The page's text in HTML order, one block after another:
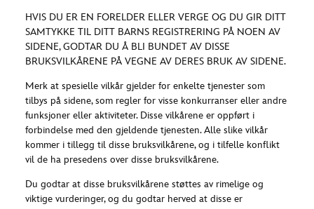
HVIS DU ER EN FORELDER ELLER VERGE OG DU GIR DITT
SAMTYKKE TIL DITT BARNS REGISTRERING PÅ NOEN AV
SIDENE, GODTAR DU Å BLI BUNDET AV DISSE
BRUKSVILKÅRENE PÅ VEGNE AV DERES BRUK AV SIDENE.
Merk at spesielle vilkår gjelder for enkelte tjenester som
tilbys på sidene, som regler for visse konkurranser eller andre
funksjoner eller aktiviteter. Disse vilkårene er oppført i
forbindelse med den gjeldende tjenesten. Alle slike vilkår
kommer i tillegg til disse bruksvilkårene, og i tilfelle konflikt
vil de ha presedens over disse bruksvilkårene.
Du godtar at disse bruksvilkårene støttes av rimelige og
viktige vurderinger, og du godtar herved at disse er